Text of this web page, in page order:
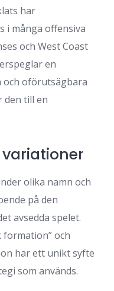
har
i många offensiva
och West Coast
en
och oförutsägbara
den till en
olika namn och
på den
avsedda spelet.
formation” och
har ett unikt syfte
som används.